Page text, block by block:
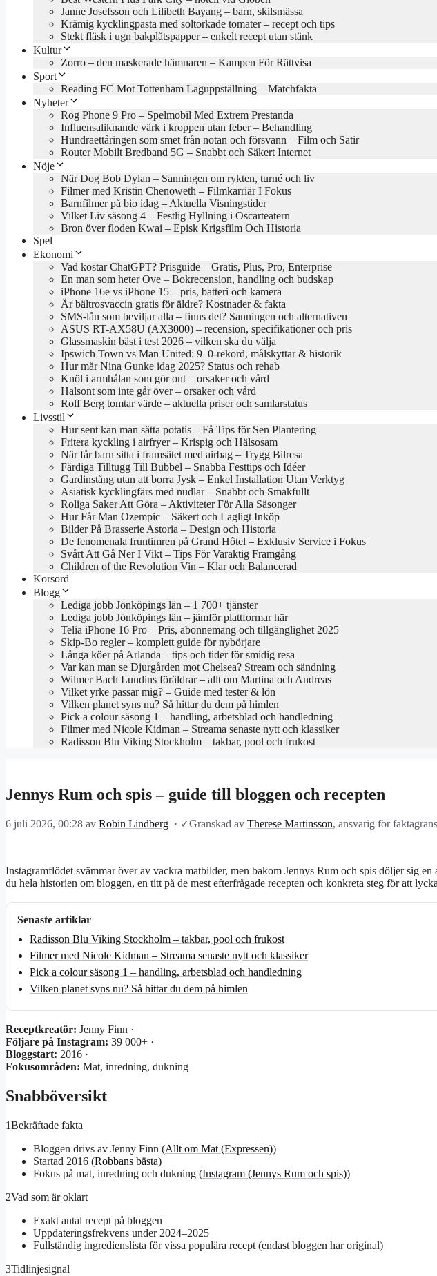
Janne Josefsson och Lilibeth Bayang – barn, skilsmässa
Krämig kycklingpasta med soltorkade tomater – recept och tips
Stekt fläsk i ugn bakplåtspapper – enkelt recept utan stänk
Kultur
Zorro – den maskerade hämnaren – Kampen För Rättvisa
Sport
Reading FC Mot Tottenham Laguppställning – Matchfakta
Nyheter
Rog Phone 9 Pro – Spelmobil Med Extrem Prestanda
Influensaliknande värk i kroppen utan feber – Behandling
Hundraettåringen som smet från notan och försvann – Film och Satir
Router Mobilt Bredband 5G – Snabbt och Säkert Internet
Nöje
När Dog Bob Dylan – Sanningen om rykten, turné och liv
Filmer med Kristin Chenoweth – Filmkarriär I Fokus
Barnfilmer på bio idag – Aktuella Visningstider
Vilket Liv säsong 4 – Festlig Hyllning i Oscarteatern
Bron över floden Kwai – Episk Krigsfilm Och Historia
Spel
Ekonomi
Vad kostar ChatGPT? Prisguide – Gratis, Plus, Pro, Enterprise
En man som heter Ove – Bokrecension, handling och budskap
iPhone 16e vs iPhone 15 – pris, batteri och kamera
Är bältrosvaccin gratis för äldre? Kostnader & fakta
SMS-lån som beviljar alla – finns det? Sanningen och alternativen
ASUS RT-AX58U (AX3000) – recension, specifikationer och pris
Glassmaskin bäst i test 2026 – vilken ska du välja
Ipswich Town vs Man United: 9–0-rekord, målskyttar & historik
Hur mår Nina Gunke idag 2025? Status och rehab
Knöl i armhålan som gör ont – orsaker och vård
Halsont som inte går över – orsaker och vård
Rolf Berg tomtar värde – aktuella priser och samlarstatus
Livsstil
Hur sent kan man sätta potatis – Få Tips för Sen Plantering
Fritera kyckling i airfryer – Krispig och Hälsosam
När får barn sitta i framsätet med airbag – Trygg Bilresa
Färdiga Tilltugg Till Bubbel – Snabba Festtips och Idéer
Gardinstång utan att borra Jysk – Enkel Installation Utan Verktyg
Asiatisk kycklingfärs med nudlar – Snabbt och Smakfullt
Roliga Saker Att Göra – Aktiviteter För Alla Säsonger
Hur Får Man Ozempic – Säkert och Lagligt Inköp
Bilder På Brasserie Astoria – Design och Historia
De fenomenala fruntimren på Grand Hôtel – Exklusiv Service i Fokus
Svårt Att Gå Ner I Vikt – Tips För Varaktig Framgång
Children of the Revolution Vin – Klar och Balancerad
Korsord
Blogg
Lediga jobb Jönköpings län – 1 700+ tjänster
Lediga jobb Jönköpings län – jämför plattformar här
Telia iPhone 16 Pro – Pris, abonnemang och tillgänglighet 2025
Skip-Bo regler – komplett guide för nybörjare
Långa köer på Arlanda – tips och tider för smidig resa
Var kan man se Djurgården mot Chelsea? Stream och sändning
Wilmer Bach Lundins föräldrar – allt om Martina och Andreas
Vilket yrke passar mig? – Guide med tester & lön
Vilken planet syns nu? Så hittar du dem på himlen
Pick a colour säsong 1 – handling, arbetsblad och handledning
Filmer med Nicole Kidman – Streama senaste nytt och klassiker
Radisson Blu Viking Stockholm – takbar, pool och frukost
Jennys Rum och spis – guide till bloggen och recepten
6 juli 2026, 00:28 av Robin Lindberg · ✓Granskad av Therese Martinsson, ansvarig för
Instagramflödet svämmar över av vackra matbilder, men bakom Jennys Rum och spis döljer sig
du hela historien om bloggen, en titt på de mest efterfrågade recepten och konkreta steg för att
Senaste artiklar
Radisson Blu Viking Stockholm – takbar, pool och frukost
Filmer med Nicole Kidman – Streama senaste nytt och klassiker
Pick a colour säsong 1 – handling, arbetsblad och handledning
Vilken planet syns nu? Så hittar du dem på himlen
Receptkreatör: Jenny Finn ·
Följare på Instagram: 39 000+ ·
Bloggstart: 2016 ·
Fokusområden: Mat, inredning, dukning
Snabböversikt
1Bekräftade fakta
Bloggen drivs av Jenny Finn (Allt om Mat (Expressen))
Startad 2016 (Robbans bästa)
Fokus på mat, inredning och dukning (Instagram (Jennys Rum och spis))
2Vad som är oklart
Exakt antal recept på bloggen
Uppdateringsfrekvens under 2024–2025
Fullständig ingredienslista för vissa populära recept (endast bloggen har original)
3Tidlinjesignal